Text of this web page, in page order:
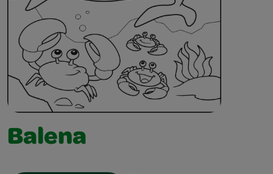
Balena